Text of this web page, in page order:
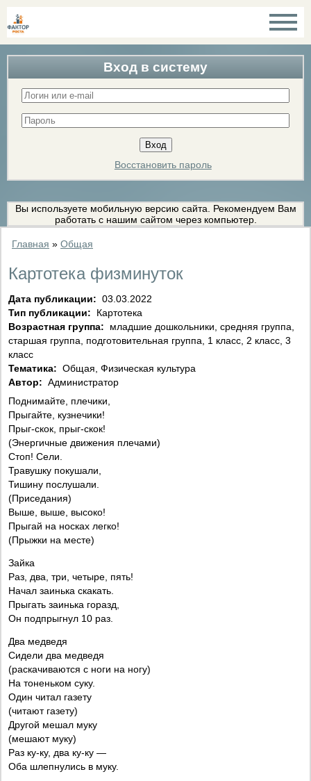
Вход в систему
Восстановить пароль
Вы используете мобильную версию сайта. Рекомендуем Вам
работать с нашим сайтом через компьютер.
Главная » Общая
Картотека физминуток
Дата публикации: 03.03.2022
Тип публикации:
Картотека
Возрастная группа:
младшие дошкольники, средняя группа,
старшая группа, подготовительная группа, 1 класс, 2 класс, 3
класс
Тематика: Общая, Физическая культура
Автор: Администратор
Поднимайте, плечики,
Прыгайте, кузнечики!
Прыг-скок, прыг-скок!
(Энергичные движения плечами)
Стоп! Сели.
Травушку покушали,
Тишину послушали.
(Приседания)
Выше, выше, высоко!
Прыгай на носках легко!
(Прыжки на месте)
Зайка
Раз, два, три, четыре, пять!
Начал заинька скакать.
Прыгать заинька горазд,
Он подпрыгнул 10 раз.
Два медведя
Сидели два медведя
(рacкачиваются с ноги на ногу)
На тоненьком суку.
Один читал газету
(читают газету)
Другой мешал муку
(мешают муку)
Раз ку-ку, два ку-ку —
Оба шлепнулись в муку.